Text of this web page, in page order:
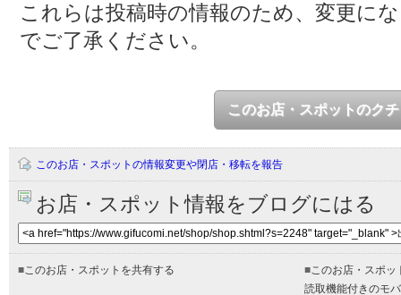
これらは投稿時の情報のため、変更に
でご了承ください。
このお店・スポットのク
このお店・スポットの情報変更や閉店・移転を報告
お店・スポット情報をブログにはる
■このお店・スポットを共有する ■このお店・スポッ
読取機能付きのモ